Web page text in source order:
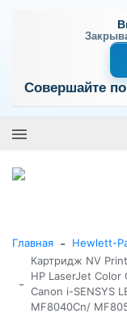
Совершайте
Главная - Hewlett-
-
Картридж NV
HP LaserJet Color
Canon i-SENSYS
MF8040Cn/